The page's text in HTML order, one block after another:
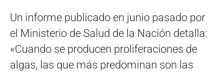
Un informe publicado en junio pasado por
el Ministerio de Salud de la Nación detalla:
«Cuando se producen proliferaciones de
algas, las que más predominan son las